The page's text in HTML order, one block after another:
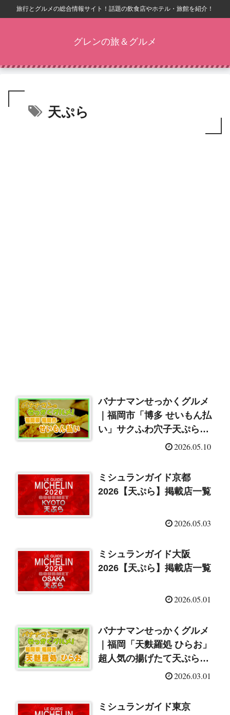
旅行とグルメの総合情報サイト！話題の飲食店やホテル・旅館を紹介！
グレンの旅＆グルメ
天ぷら
バナナマンせっかくグルメ
｜福岡市「博多 せいもん払
い」サクふわ穴子天ぷら
2026.05.10
ミシュランガイド京都
2026【天ぷら】掲載店一覧
2026.05.03
ミシュランガイド大阪
2026【天ぷら】掲載店一覧
2026.05.01
バナナマンせっかくグルメ
｜福岡「天麩羅処 ひらお」
超人気の揚げたて天ぷら
2026.03.01
ミシュランガイド東京